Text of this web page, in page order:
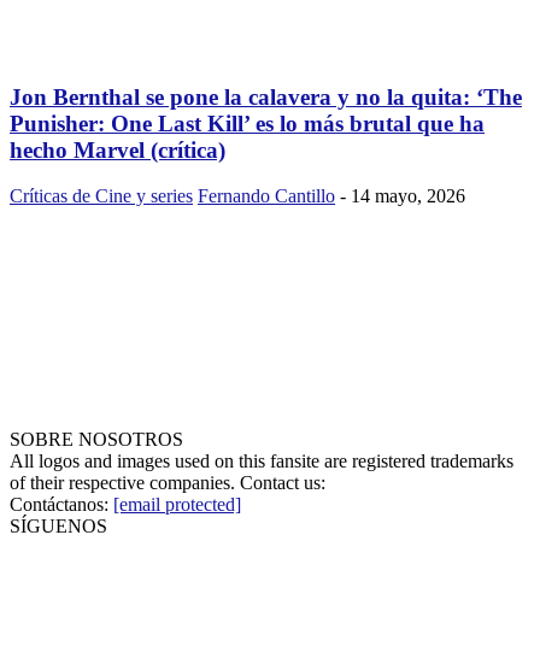
Jon Bernthal se pone la calavera y no la quita: ‘The
Punisher: One Last Kill’ es lo más brutal que ha
hecho Marvel (crítica)
Críticas de Cine y series Fernando Cantillo - 14 mayo, 2026
SOBRE NOSOTROS
All logos and images used on this fansite are registered trademarks
of their respective companies. Contact us:
Contáctanos: [email protected]
SÍGUENOS